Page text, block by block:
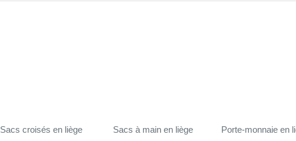
Sacs croisés en liège
Sacs à main en liège
Porte-monnaie en